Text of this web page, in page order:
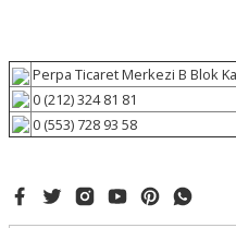
Perpa Ticaret Merkezi B Blok
0 (212) 324 81 81
0 (553) 728 93 58